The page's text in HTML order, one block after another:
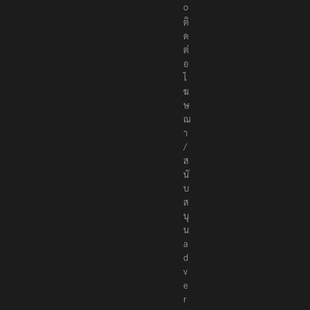
.
c
o
ติ
ด
ต่
อ
โ
ฆ
ษ
ณ
า
/
ส
นั
บ
ส
นุ
น
a
d
v